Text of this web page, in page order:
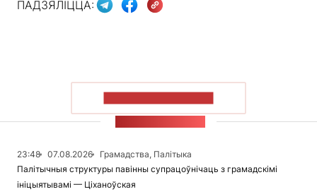
ПАДЗЯЛІЦЦА:
23:48 07.08.2026
Грамадства, Палітыка
Палітычныя структуры павінны супрацоўнічаць з грамадскімі
ініцыятывамі — Ціханоўская